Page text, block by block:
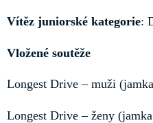
Vítěz juniorské kategorie:
Vložené soutěže
Longest Drive – muži
Longest Drive – ženy